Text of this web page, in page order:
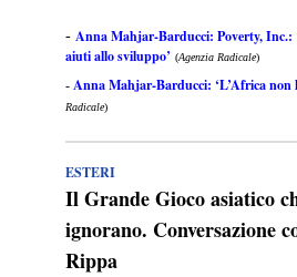
- Anna Mahjar-Barducci: Poverty, Inc.:
aiuti allo sviluppo’ (Agenzia Radicale)
- Anna Mahjar-Barducci: ‘L’Africa
Radicale)
ESTERI
Il Grande Gioco asiatico
ignorano. Conversazione
Rippa